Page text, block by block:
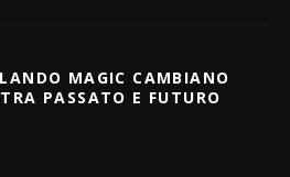
MAGIC CAMBIANO
PASSATO E FUTURO